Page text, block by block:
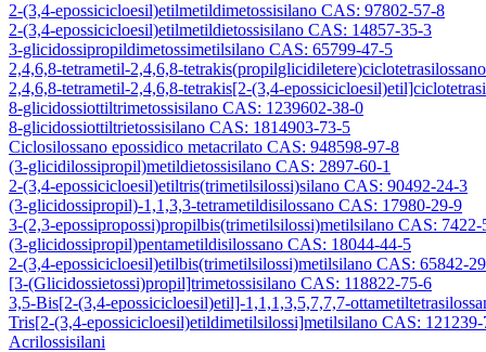
2-(3,4-epossicicloesil)etilmetildimetossisilano CAS: 97802-57-8
2-(3,4-epossicicloesil)etilmetildietossisilano CAS: 14857-35-3
3-glicidossipropildimetossimetilsilano CAS: 65799-47-5
2,4,6,8-tetrametil-2,4,6,8-
2,4,6,8-tetrametil-2,4,6,8-tetrakis[2-(3,4-
8-glicidossiottiltrimetossisilano CAS: 1239602-38-0
8-glicidossiottiltrietossisilano CAS: 1814903-73-5
Ciclosilossano epossidico metacrilato CAS: 948598-97-8
(3-glicidilossipropil)metildietossisilano CAS: 2897-60-1
2-(3,4-epossicicloesil)etiltris(trimetilsilossi)silano CAS: 90492-24-3
(3-glicidossipropil)-1,1,3,3-tetrametildisilossano CAS: 17980-29-9
3-(2,3-epossipropossi)propilbis(trimetilsilossi)metilsilano CAS: 7422-
(3-glicidossipropil)pentametildisilossano CAS: 18044-44-5
2-(3,4-epossicicloesil)etilbis(trimetilsilossi)metilsilano CAS: 65842-
[3-(Glicidossietossi)propil]trimetossisilano CAS: 118822-75-6
3,5-Bis[2-(3,4-epossicicloesil)etil]-1,1,1,3,5,7,7,7-
Tris[2-(3,4-epossicicloesil)etildimetilsilossi]metilsilano CAS: 121239-
Acrilossisilani